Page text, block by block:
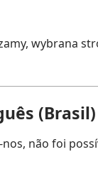
wybrana
(Brasil)
nos, não foi